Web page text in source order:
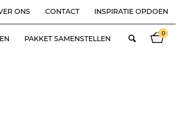
ONS CONTACT INSPIRATIE OPDOEN
PAKKET SAMENSTELLEN
0